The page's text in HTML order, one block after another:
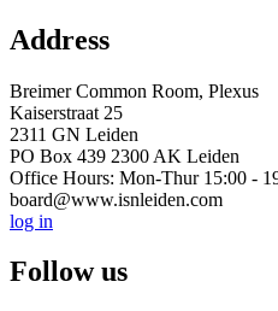
Address
Breimer Common Room, Plexus
Kaiserstraat 25
2311 GN Leiden
PO Box 439 2300 AK Leiden
Office Hours: Mon-Thur 15:00 -
board@www.isnleiden.com
log in
Follow us